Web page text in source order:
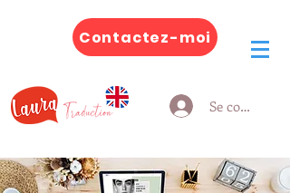
Contactez-moi
Se connecter